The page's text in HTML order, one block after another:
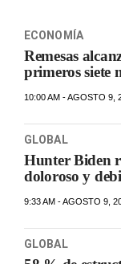
ECONOMÍA
Remesas
primeros siete
10:00 AM - AGOSTO 9,
GLOBAL
Hunter Biden
doloroso y
9:33 AM - AGOSTO 9,
GLOBAL